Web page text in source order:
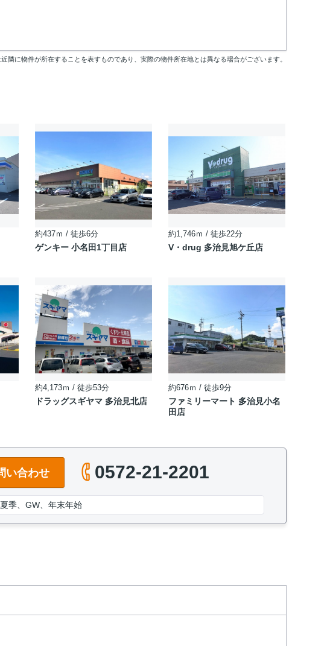
隣に物件が所在することを表すものであり、実際の物件所在地とは異なる場合がございます。
約437ｍ / 徒歩6分
ゲンキー 小名田1丁目店
約1,746ｍ / 徒歩22分
V・drug 多治見旭ケ丘店
約4,173ｍ / 徒歩53分
ドラッグスギヤマ 多治見北店
約676ｍ / 徒歩9分
ファミリーマート 多治見小名
田店
い合わせ 0572-21-2201
季、GW、年末年始